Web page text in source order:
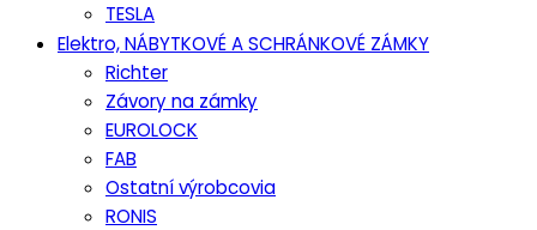
TESLA
Elektro, NÁBYTKOVÉ A SCHRÁNKOVÉ ZÁMKY
Richter
Závory na zámky
EUROLOCK
FAB
Ostatní výrobcovia
RONIS